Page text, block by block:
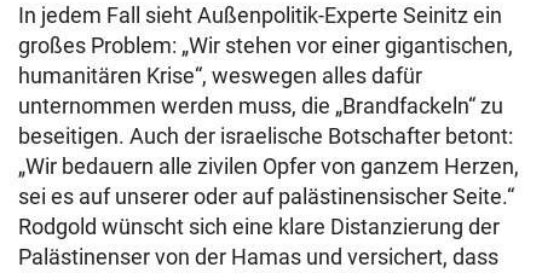
In jedem Fall sieht Außenpolitik-Experte Seinitz ein
großes Problem: „Wir stehen vor einer gigantischen,
humanitären Krise“, weswegen alles dafür
unternommen werden muss, die „Brandfackeln“ zu
beseitigen. Auch der israelische Botschafter betont:
„Wir bedauern alle zivilen Opfer von ganzem Herzen,
sei es auf unserer oder auf palästinensischer Seite.“
Rodgold wünscht sich eine klare Distanzierung der
Palästinenser von der Hamas und versichert, dass